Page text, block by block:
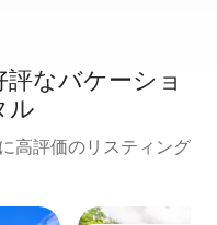
なバケーショ
ル
高評価のリスティング